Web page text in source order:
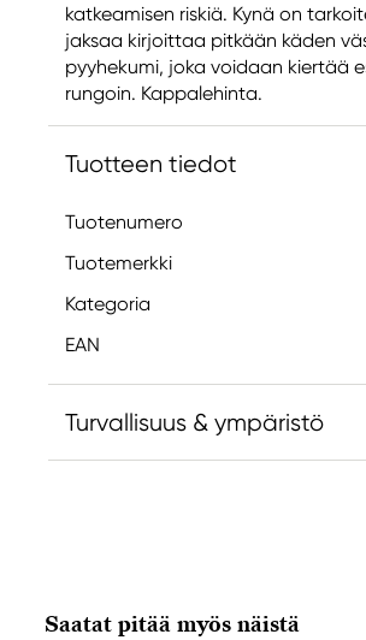
katkeamisen riskiä. Kynä on
jaksaa kirjoittaa pitkään käden
pyyhekumi, joka voidaan kiertää
rungoin. Kappalehinta.
Tuotteen tiedot
Tuotenumero
Tuotemerkki
Kategoria
EAN
Turvallisuus & ympäristö
90546 Stein, Germany
Saatat pitää myös näistä